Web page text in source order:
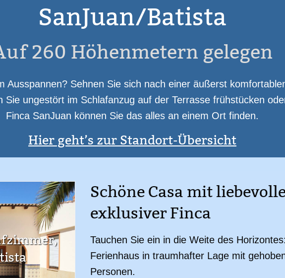
Internet WLAN
Mikrowelle Backofen Kaffe-/ Espressomaschine Grill Finca mit Obst-/ Gemüseanbau
SanJuan/Batista
260 Höhenmetern gelegen
Ausspannen? Sehnen Sie sich nach einer äußerst
Sie ungestört im Schlafanzug auf der Terrasse frühstücken
Finca SanJuan können Sie das alles an einem Ort finden.
Hier geht’s zur Standort-Übersicht
Schöne Casa mit
exklusiver Finca
Tauchen Sie ein in die Weite des
Ferienhaus in traumhafter Lage mit
Personen.